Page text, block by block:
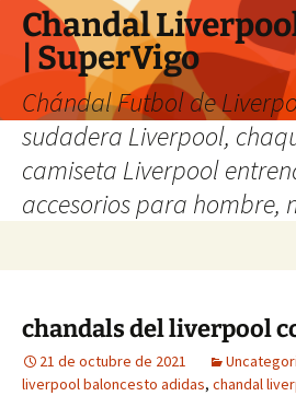
Chandal
| SuperVigo
Chándal Futbol de
sudadera Liverpool,
camiseta Liverpool
accesorios para hombre,
chandals del liverpool
21 de octubre de 2021
liverpool baloncesto adidas, chandal